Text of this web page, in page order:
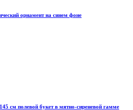
орнамент на синем фоне
см полевой букет в мятно-сиреневой гамме